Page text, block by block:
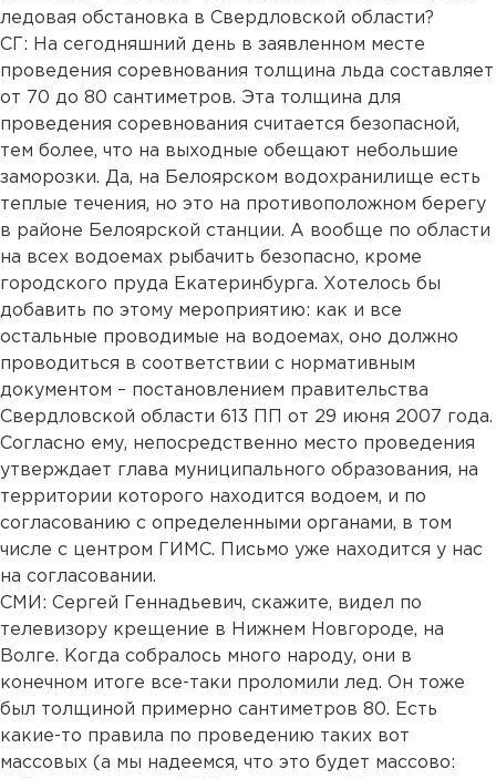
ледовая обстановка в Свердловской области?
СГ: На сегодняшний день в заявленном месте
проведения соревнования толщина льда составляет
от 70 до 80 сантиметров. Эта толщина для
проведения соревнования считается безопасной,
тем более, что на выходные обещают небольшие
заморозки. Да, на Белоярском водохранилище есть
теплые течения, но это на противоположном берегу
в районе Белоярской станции. А вообще по области
на всех водоемах рыбачить безопасно, кроме
городского пруда Екатеринбурга. Хотелось бы
добавить по этому мероприятию: как и все
остальные проводимые на водоемах, оно должно
проводиться в соответствии с нормативным
документом – постановлением правительства
Свердловской области 613 ПП от 29 июня 2007 года.
Согласно ему, непосредственно место проведения
утверждает глава муниципального образования, на
территории которого находится водоем, и по
согласованию с определенными органами, в том
числе с центром ГИМС. Письмо уже находится у нас
на согласовании.
СМИ: Сергей Геннадьевич, скажите, видел по
телевизору крещение в Нижнем Новгороде, на
Волге. Когда собралось много народу, они в
конечном итоге все-таки проломили лед. Он тоже
был толщиной примерно сантиметров 80. Есть
какие-то правила по проведению таких вот
массовых (а мы надеемся, что это будет массово: